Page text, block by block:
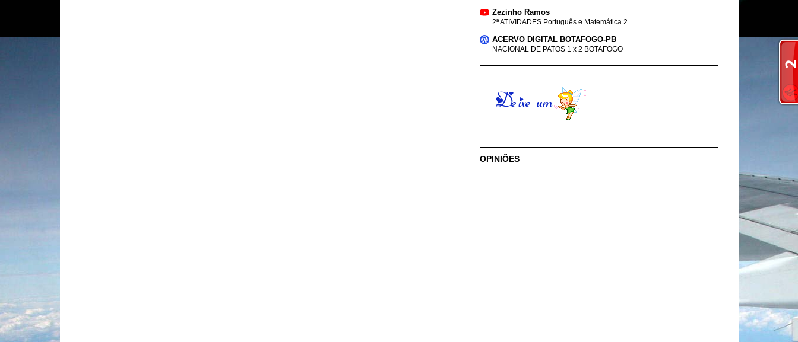
Zezinho Ramos
2ª ATIVIDADES Português e Matemática 2
ACERVO DIGITAL BOTAFOGO-PB
NACIONAL DE PATOS 1 x 2 BOTAFOGO
OPINIÕES